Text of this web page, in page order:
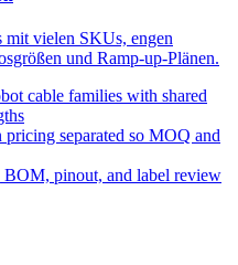
vielen SKUs, engen
und Ramp-up-Plänen.
cable families with shared
separated so MOQ and
pinout, and label review